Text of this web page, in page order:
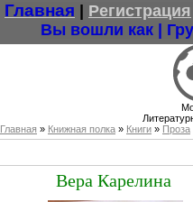
Главная Регистрация
Вы вошли как
Главная » Книжная полка » Книги » Проза
Вера Карелина